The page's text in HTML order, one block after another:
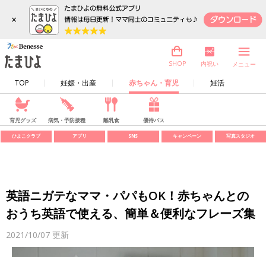
×
TOP 妊娠・出産 赤ちゃん・育児 妊活
SHOP 内祝い メニュー
育児グッズ 病気・予防接種 離乳食 優待パス
ひよこクラブ アプリ SNS キャンペーン 写真スタジオ
英語ニガテなママ・パパもOK！赤ちゃんとの
おうち英語で使える、簡単＆便利なフレーズ集
2021/10/07 更新